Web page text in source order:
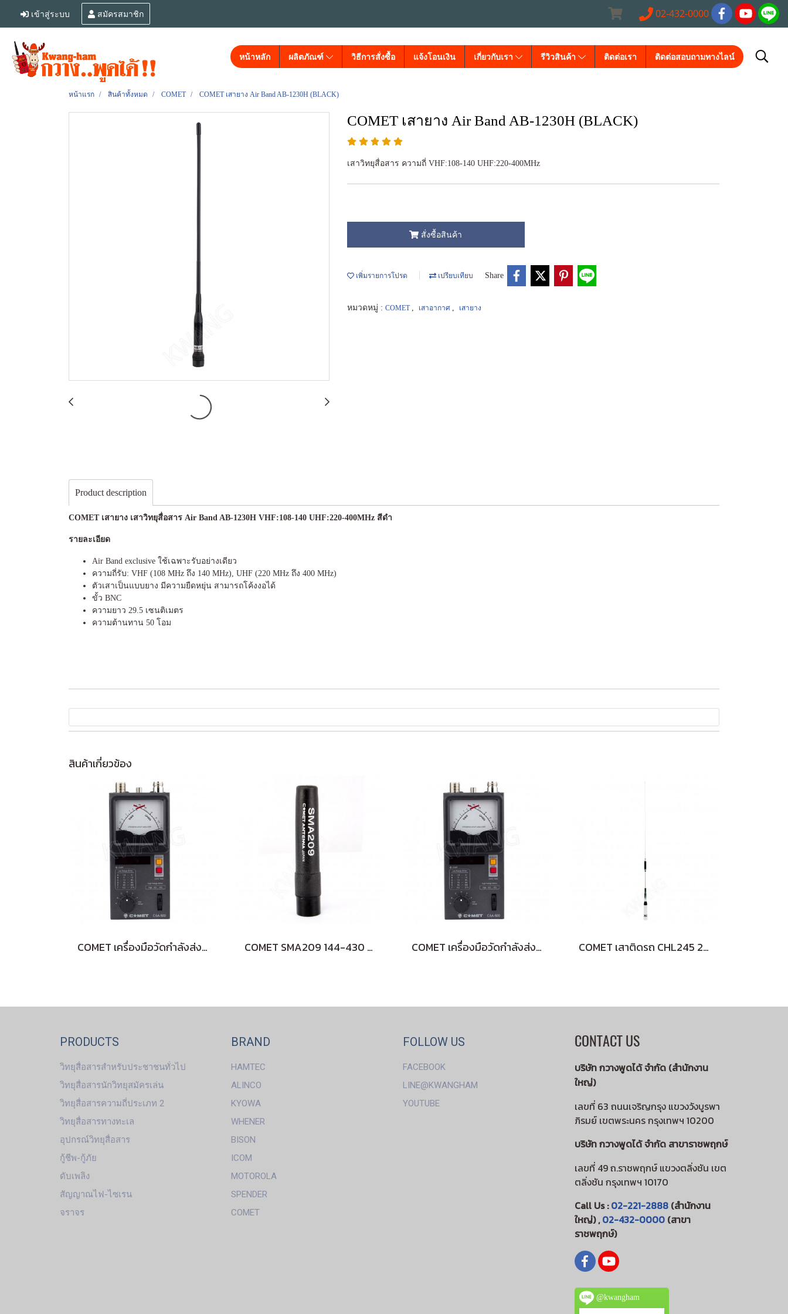
เข้าสู่ระบบ สมัครสมาชิก 02-432-0000
หน้าหลัก ผลิตภัณฑ์ วิธีการสั่งซื้อ แจ้งโอนเงิน เกี่ยวกับเรา รีวิวสินค้า ติดต่อเรา ติดต่อสอบถามทางไลน์
หน้าแรก สินค้าทั้งหมด COMET COMET เสายาง Air Band AB-1230H (BLACK)
COMET เสายาง Air Band AB-1230H (BLACK)
เสาวิทยุสื่อสาร ความถี่ VHF:108-140 UHF:220-400MHz
สั่งซื้อสินค้า
เพิ่มรายการโปรด เปรียบเทียบ Share
หมวดหมู่ : COMET เสาอากาศ เสายาง
Product description
COMET เสายาง เสาวิทยุสื่อสาร Air Band AB-1230H VHF:108-140 UHF:220-400MHz สีดำ
รายละเอียด
Air Band exclusive ใช้เฉพาะรับอย่างเดียว
ความถี่รับ: VHF (108 MHz ถึง 140 MHz), UHF (220 MHz ถึง 400 MHz)
ตัวเสาเป็นแบบยาง มีความยืดหยุ่น สามารถโค้งงอได้
ขั้ว BNC
ความยาว 29.5 เซนติเมตร
ความต้านทาน 50 โอม
สินค้าเกี่ยวข้อง
COMET เครื่องมือวัดกำลังส่ง SWR CAA-500 MarkII COMET SMA209 144-430 MHz (ฺBLACK) COMET เครื่องมือวัดกำลังส่ง SWR CAA500 COMET เสาติดรถ CHL245 245MHz (ฺSILVRE)
PRODUCTS
วิทยุสื่อสารสำหรับประชาชนทั่วไป
วิทยุสื่อสารนักวิทยุสมัครเล่น
วิทยุสื่อสารความถี่ประเภท 2
วิทยุสื่อสารทางทะเล
อุปกรณ์วิทยุสื่อสาร
กู้ชีพ-กู้ภัย
ดับเพลิง
สัญญาณไฟ-ไซเรน
จราจร
BRAND
HAMTEC
ALINCO
KYOWA
WHENER
BISON
ICOM
MOTOROLA
SPENDER
COMET
FOLLOW US
FACEBOOK
LINE@KWANGHAM
YOUTUBE
CONTACT US
บริษัท กวางพูดได้ จำกัด (สำนักงาน
ใหญ่)
เลขที่ 63 ถนนเจริญกรุง แขวงวังบูรพา
ภิรมย์ เขตพระนคร กรุงเทพฯ 10200
บริษัท กวางพูดได้ จำกัด สาขาราชพฤกษ์
เลขที่ 49 ถ.ราชพฤกษ์ แขวงตลิ่งชัน เขต
ตลิ่งชัน กรุงเทพฯ 10170
Call Us :02-221-2888(สำนักงาน
ใหญ่) ,02-432-0000(สาขา
ราชพฤกษ์)
@kwangham